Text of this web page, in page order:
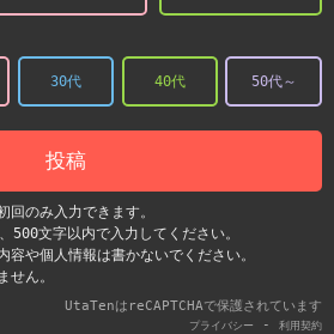
30代 40代 50代～
投稿
のみ入力できます。
文字以内で入力してください。
や個人情報は書かないでください。
ん。
UtaTenはreCAPTCHAで保護されています
プライバシー - 利用契約